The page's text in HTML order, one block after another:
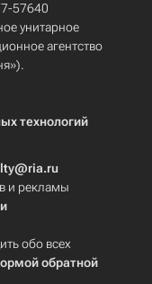
57640
унитарное
агентство
технологий
и рекламы
обо всех
обратной